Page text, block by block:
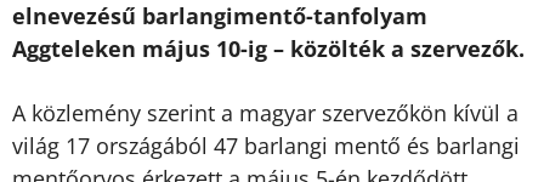
elnevezésű barlangimentő-tanfolyam
Aggteleken május 10-ig – közölték a szervezők.
A közlemény szerint a magyar szervezőkön kívül a
világ 17 országából 47 barlangi mentő és barlangi